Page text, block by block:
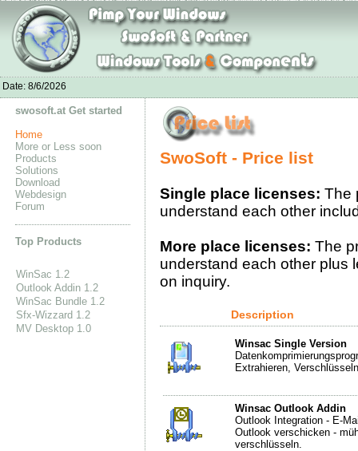
Date: 8/6/2026
swosoft.at Get started
Home
More or Less soon
Products
Solutions
Download
Webdesign
Forum
Top Products
WinSac 1.2
Outlook Addin 1.2
WinSac Bundle 1.2
Sfx-Wizzard 1.2
MV Desktop 1.0
SwoSoft - Price list
Single place licenses: The
understand each other
More place licenses: The
understand each other plus
on inquiry.
Description
Winsac Single Version
Extrahieren,
Winsac Outlook Addin
Outlook Integration - E-
Outlook verschicken -
verschlüsseln.